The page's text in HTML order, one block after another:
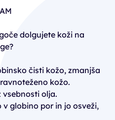
dolgujete koži na
čisti kožo, zmanjša
kožo.
vsebnosti olja.
v globino por in jo osveži,